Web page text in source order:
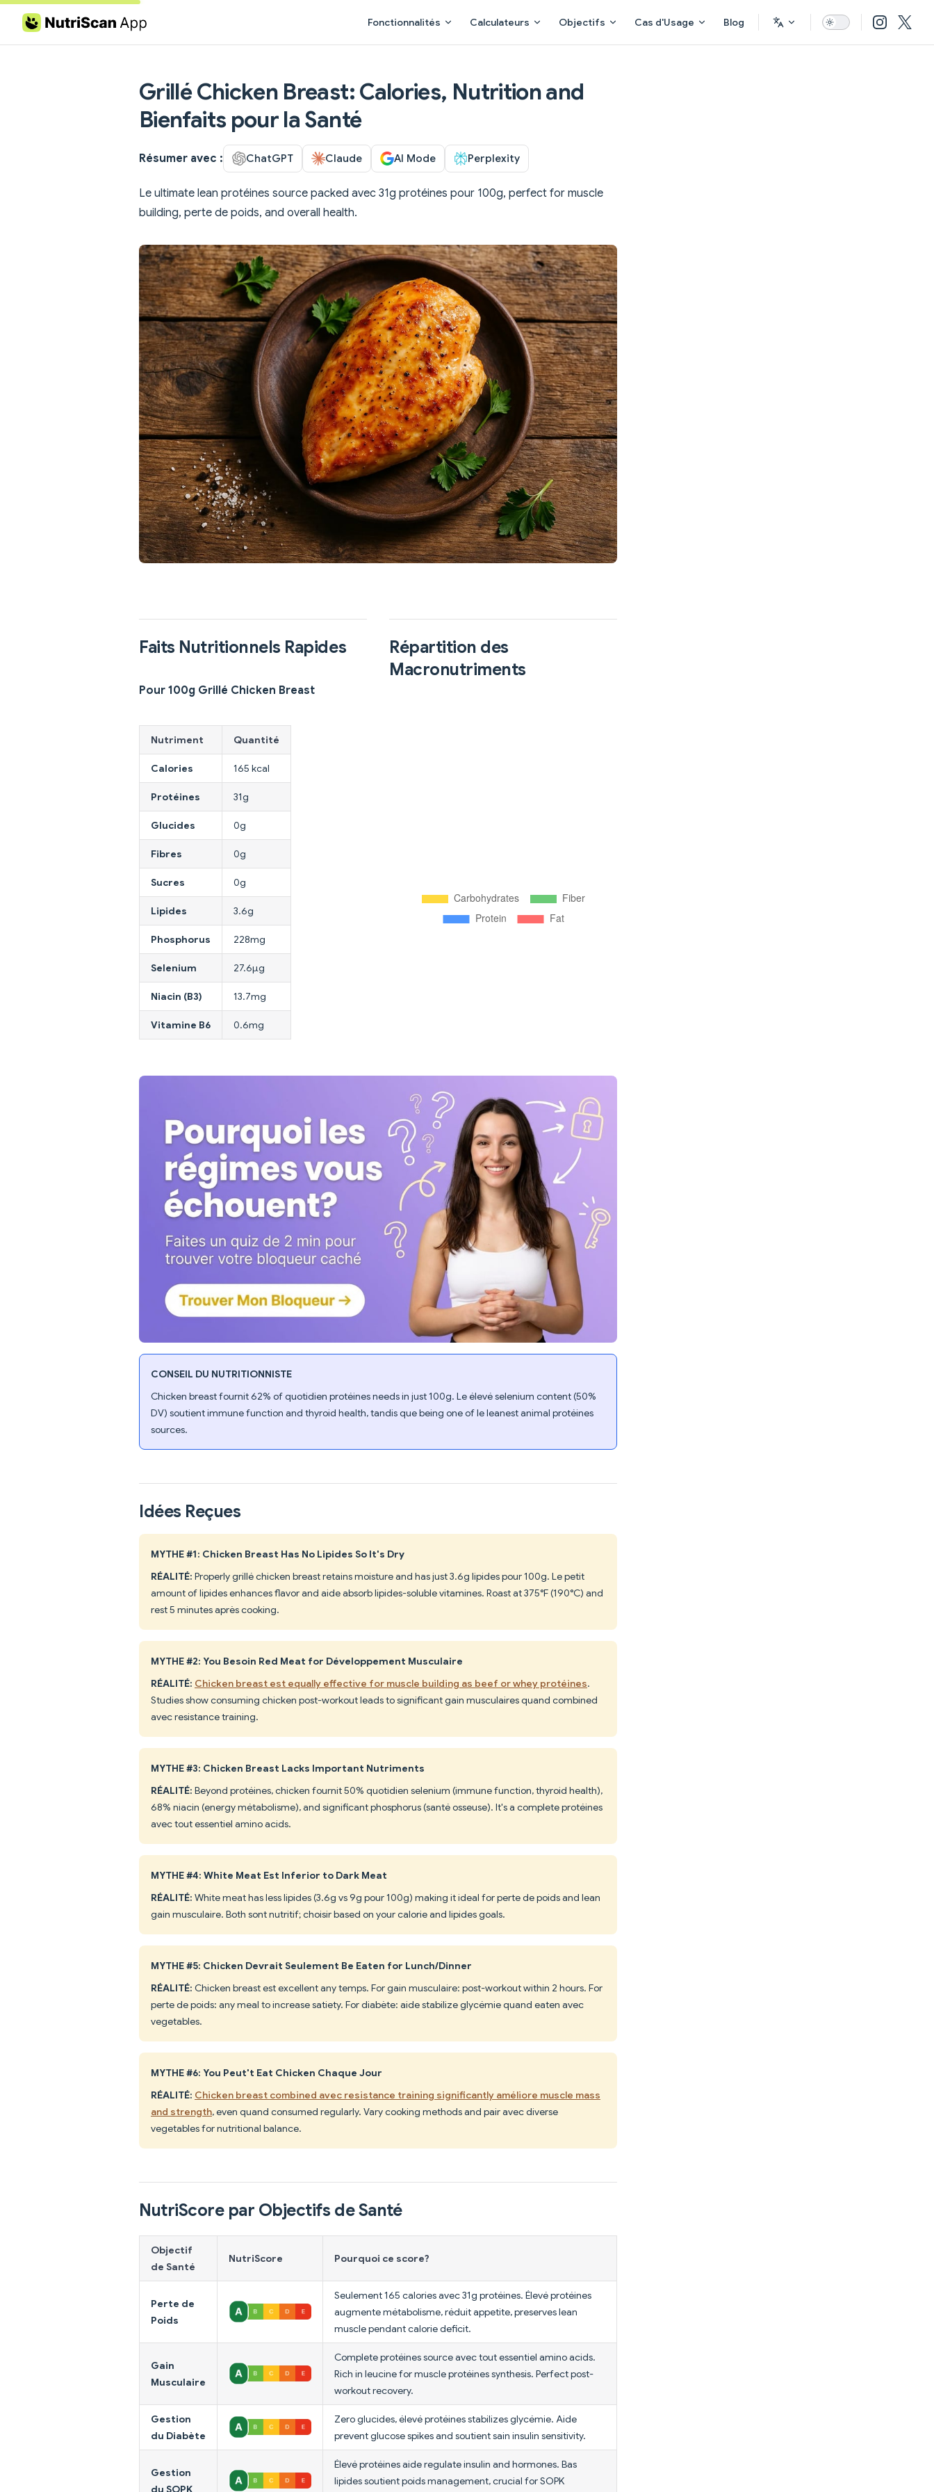
Skip to content Fonctionnalités Calculateurs Objectifs Cas d'Usage Blog
Grillé Chicken Breast: Calories, Nutrition and
Bienfaits pour la Santé
Résumer avec : ChatGPT Claude AI Mode Perplexity
Le ultimate lean protéines source packed avec 31g protéines pour 100g, perfect for muscle
building, perte de poids, and overall health.
Faits Nutritionnels Rapides
Pour 100g Grillé Chicken Breast
Nutriment Quantité
Calories 165 kcal
Protéines 31g
Glucides 0g
Fibres 0g
Sucres 0g
Lipides 3.6g
Phosphorus 228mg
Selenium 27.6µg
Niacin (B3) 13.7mg
Vitamine B6 0.6mg
Répartition des
Macronutriments
CONSEIL DU NUTRITIONNISTE
Chicken breast fournit 62% of quotidien protéines needs in just 100g. Le élevé selenium content (50%
DV) soutient immune function and thyroid health, tandis que being one of le leanest animal protéines
sources.
Idées Reçues
MYTHE #1: Chicken Breast Has No Lipides So It's Dry
RÉALITÉ: Properly grillé chicken breast retains moisture and has just 3.6g lipides pour 100g. Le petit
amount of lipides enhances flavor and aide absorb lipides-soluble vitamines. Roast at 375°F (190°C) and
rest 5 minutes après cooking.
MYTHE #2: You Besoin Red Meat for Développement Musculaire
RÉALITÉ: Chicken breast est equally effective for muscle building as beef or whey protéines.
Studies show consuming chicken post-workout leads to significant gain musculaires quand combined
avec resistance training.
MYTHE #3: Chicken Breast Lacks Important Nutriments
RÉALITÉ: Beyond protéines, chicken fournit 50% quotidien selenium (immune function, thyroid health),
68% niacin (energy métabolisme), and significant phosphorus (santé osseuse). It's a complete protéines
avec tout essentiel amino acids.
MYTHE #4: White Meat Est Inferior to Dark Meat
RÉALITÉ: White meat has less lipides (3.6g vs 9g pour 100g) making it ideal for perte de poids and lean
gain musculaire. Both sont nutritif; choisir based on your calorie and lipides goals.
MYTHE #5: Chicken Devrait Seulement Be Eaten for Lunch/Dinner
RÉALITÉ: Chicken breast est excellent any temps. For gain musculaire: post-workout within 2 hours. For
perte de poids: any meal to increase satiety. For diabète: aide stabilize glycémie quand eaten avec
vegetables.
MYTHE #6: You Peut't Eat Chicken Chaque Jour
RÉALITÉ: Chicken breast combined avec resistance training significantly améliore muscle mass
and strength, even quand consumed regularly. Vary cooking methods and pair avec diverse
vegetables for nutritional balance.
NutriScore par Objectifs de Santé
Objectif
de Santé
NutriScore Pourquoi ce score?
Perte de
Poids
Seulement 165 calories avec 31g protéines. Élevé protéines
augmente métabolisme, réduit appetite, preserves lean
muscle pendant calorie deficit.
Gain
Musculaire
Complete protéines source avec tout essentiel amino acids.
Rich in leucine for muscle protéines synthesis. Perfect post-
workout recovery.
Gestion
du Diabète
Zero glucides, élevé protéines stabilizes glycémie. Aide
prevent glucose spikes and soutient sain insulin sensitivity.
Gestion
du SOPK
Élevé protéines aide regulate insulin and hormones. Bas
lipides soutient poids management, crucial for SOPK